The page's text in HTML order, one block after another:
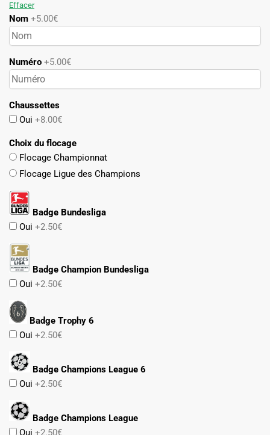
Effacer
Nom +5.00€
Numéro +5.00€
Chaussettes
Oui +8.00€
Choix du flocage
Flocage Championnat
Flocage Ligue des Champions
Badge Bundesliga
Oui +2.50€
Badge Champion Bundesliga
Oui +2.50€
Badge Trophy 6
Oui +2.50€
Badge Champions League 6
Oui +2.50€
Badge Champions League
Oui +2.50€